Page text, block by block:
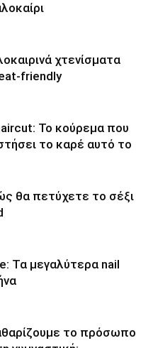
χτενίσματα
friendly
Το κούρεμα που
το καρέ αυτό το
θα πετύχετε το σέξι
Τα μεγαλύτερα nail
το πρόσωπο